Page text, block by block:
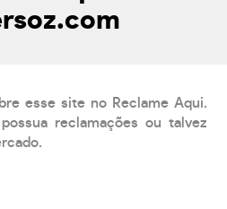
esse site no Reclame Aqui.
reclamações ou talvez